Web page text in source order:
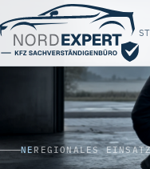
NE REGIONALES